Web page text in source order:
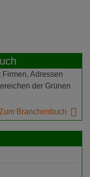
Adressen
der Grünen
Branchenbuch